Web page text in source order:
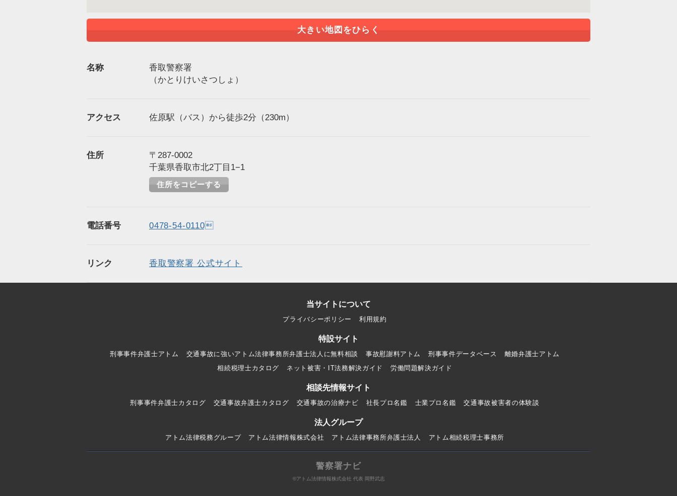
大きい地図をひらく
名称
香取警察署
（かとりけいさつしょ）
アクセス 佐原駅（バス）から徒歩2分（230m）
住所
〒287-0002
千葉県香取市北2丁目1−1
住所をコピーする
電話番号 0478-54-0110
リンク 香取警察署 公式サイト
当サイトについて
プライバシーポリシー 利用規約
特設サイト
刑事事件弁護士アトム 交通事故に強いアトム法律事務所弁護士法人に無料相談 事故慰謝料アトム 刑事事件データベース
離婚弁護士アトム
相続税理士カタログ
ネット被害・IT法務解決ガイド 労働問題解決ガイド
相談先情報サイト
刑事事件弁護士カタログ 交通事故弁護士カタログ 交通事故の治療ナビ 社長プロ名鑑 士業プロ名鑑 交通事故被害者の体験談
法人グループ
アトム法律税務グループ アトム法律情報株式会社 アトム法律事務所弁護士法人 アトム相続税理士事務所
警察署ナビ
©アトム法律情報株式会社 代表 岡野武志